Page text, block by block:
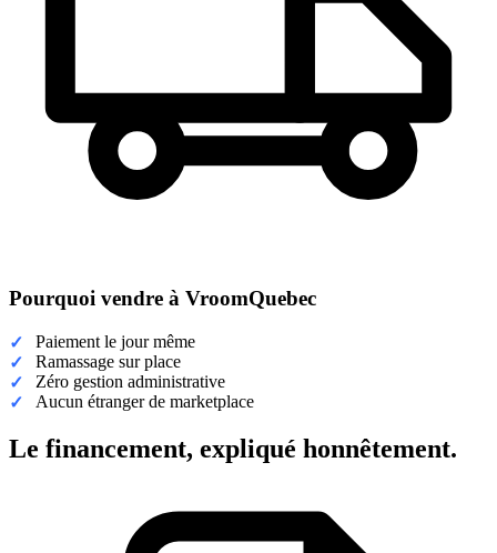
Pourquoi vendre à VroomQuebec
Paiement le jour même
Ramassage sur place
Zéro gestion administrative
Aucun étranger de marketplace
Le financement, expliqué honnêtement.